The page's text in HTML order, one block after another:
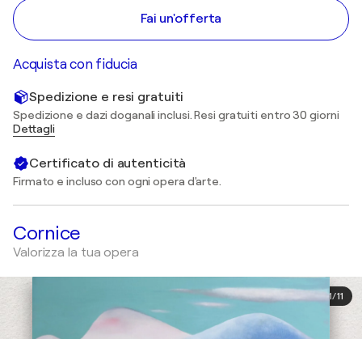
Fai un'offerta
Acquista con fiducia
Spedizione e resi gratuiti
Spedizione e dazi doganali inclusi. Resi gratuiti entro 30 giorni
Dettagli
Certificato di autenticità
Firmato e incluso con ogni opera d'arte.
Cornice
Valorizza la tua opera
1/11